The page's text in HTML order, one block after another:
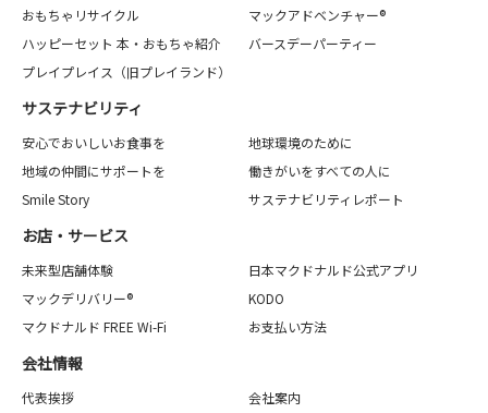
おもちゃリサイクル
マックアドベンチャー®
ハッピーセット 本・おもちゃ紹介
バースデーパーティー
プレイプレイス（旧プレイランド）
サステナビリティ
安心でおいしいお食事を
地球環境のために
地域の仲間にサポートを
働きがいをすべての人に
Smile Story
サステナビリティレポート
お店・サービス
未来型店舗体験
日本マクドナルド公式アプリ
マックデリバリー®
KODO
マクドナルド FREE Wi-Fi
お支払い方法
会社情報
代表挨拶 会社案内